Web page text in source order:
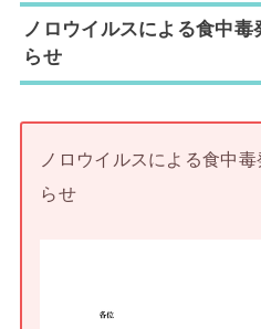
ノロウイルスによる食中
らせ
ノロウイルスによる食中
らせ